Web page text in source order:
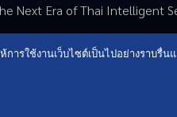
Next Era of Thai Intelligent
Privacy Policy
การใช้งานเว็บไซต์เป็นไปอย่างรา